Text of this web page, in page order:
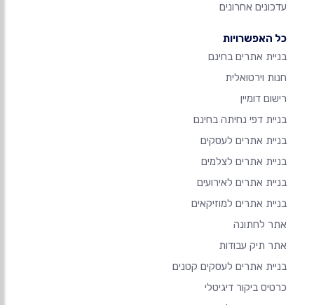
עדכונים אחרונים
כל האפשרויות
בניית אתרים בחינם
חנות וירטואלית
רישום דומיין
בניית דפי נחיתה בחינם
בניית אתרים לעסקים
בניית אתרים לצלמים
בניית אתרים לאירועים
בניית אתרים למוזיקאים
אתר לחתונה
אתר תיק עבודות
בניית אתרים לעסקים קטנים
כרטיס ביקור דיגיטלי